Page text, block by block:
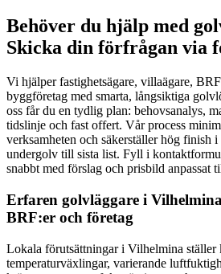
Behöver du hjälp med
Skicka din förfrågan via
Vi hjälper fastighetsägare, villaägare,
byggföretag med smarta, långsiktiga
oss får du en tydlig plan: behovsanalys,
tidslinje och fast offert. Vår process
verksamheten och säkerställer hög finish
undergolv till sista list. Fyll i
snabbt med förslag och prisbild anpassat
Erfaren golvläggare i
BRF:er och företag
Lokala förutsättningar i Vilhelmina ställer
temperaturväxlingar, varierande